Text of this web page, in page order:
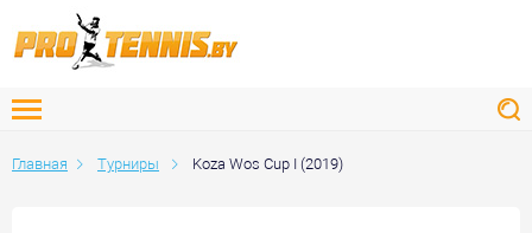
Главная Турниры Koza Wos Cup I (2019)